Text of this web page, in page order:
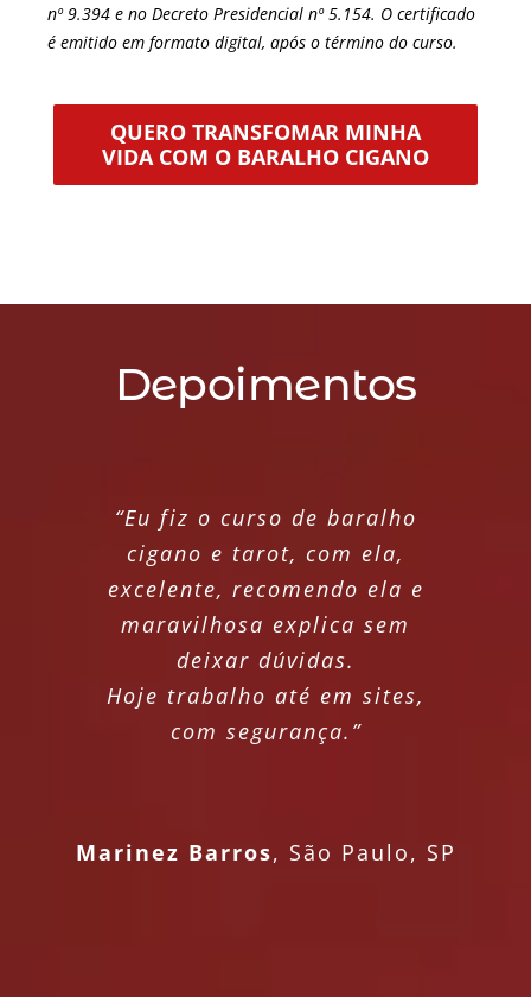
nº 9.394 e no Decreto Presidencial nº5.154. O certificado
é emitido em formato digital, após o término do curso.
QUERO TRANSFOMAR MINHA
VIDA COM O BARALHO CIGANO
Depoimentos
“Eu fiz o curso de baralho
cigano e tarot, com ela,
excelente, recomendo ela e
maravilhosa explica sem
deixar dúvidas.
Hoje trabalho até em sites,
com segurança.”
Marinez Barros, São Paulo, SP